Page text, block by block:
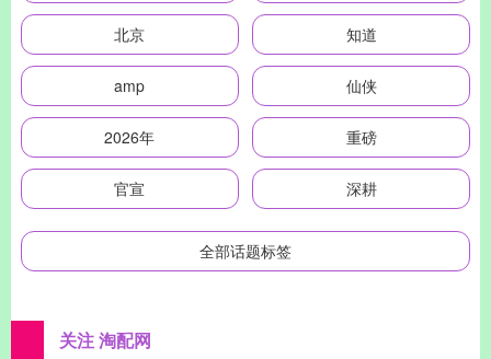
北京 知道
amp 仙侠
2026年 重磅
官宣 深耕
全部话题标签
关注 淘配网